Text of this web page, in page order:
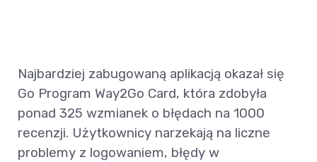
Najbardziej zabugowaną aplikacją okazał się
Go Program Way2Go Card, która zdobyła
ponad 325 wzmianek o błędach na 1000
recenzji. Użytkownicy narzekają na liczne
problemy z logowaniem, błędy w